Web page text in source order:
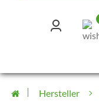
Hersteller